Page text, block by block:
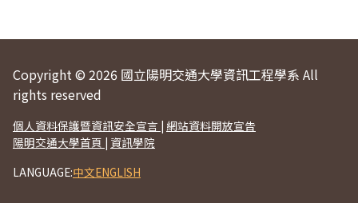
Copyright © 2026 國立陽明交通大學資訊工程學系 All
rights reserved
個人資料保護暨資訊安全宣言 | 網站資料開放宣告
陽明交通大學首頁 | 資訊學院
LANGUAGE:中文ENGLISH